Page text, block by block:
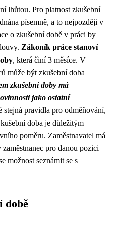
lhůtou. Pro platnost zkušební
písemně, a to nejpozději v
o zkušební době v práci by
Zákoník práce stanoví
, která činí 3 měsíce. V
může být zkušební doba
zkušební doby má
jako ostatní
stejná pravidla pro odměňování,
doba je důležitým
poměru. Zaměstnavatel má
pro danou pozici
možnost seznámit se s
době